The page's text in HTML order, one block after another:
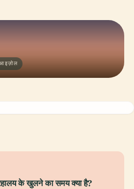
आइज़ोल
के खुलने का समय क्या है?